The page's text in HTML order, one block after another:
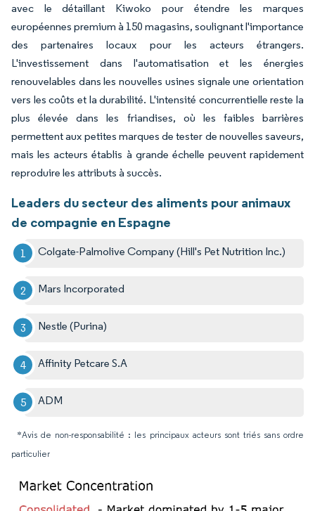
avec le détaillant Kiwoko pour étendre les marques
européennes premium à 150 magasins, soulignant l'importance
des partenaires locaux pour les acteurs étrangers.
L'investissement dans l'automatisation et les énergies
renouvelables dans les nouvelles usines signale une orientation
vers les coûts et la durabilité. L'intensité concurrentielle reste la
plus élevée dans les friandises, où les faibles barrières
permettent aux petites marques de tester de nouvelles saveurs,
mais les acteurs établis à grande échelle peuvent rapidement
reproduire les attributs à succès.
Leaders du secteur des aliments pour animaux
de compagnie en Espagne
Colgate-Palmolive Company (Hill's Pet Nutrition Inc.)
Mars Incorporated
Nestle (Purina)
Affinity Petcare S.A
ADM
*Avis de non-responsabilité : les principaux acteurs sont triés sans ordre
particulier